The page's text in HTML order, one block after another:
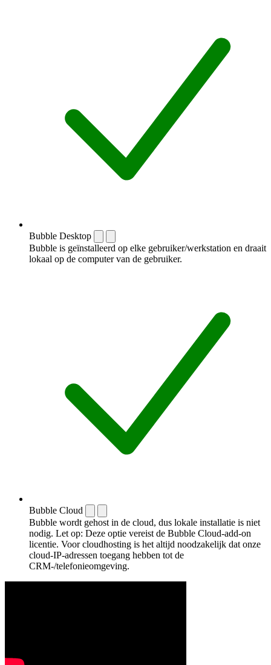
Bubble Desktop
Bubble is geïnstalleerd op elke gebruiker/werkstation en draait
lokaal op de computer van de gebruiker.
Bubble Cloud
Bubble wordt gehost in de cloud, dus lokale installatie is niet
nodig. Let op: Deze optie vereist de Bubble Cloud-add-on
licentie. Voor cloudhosting is het altijd noodzakelijk dat onze
cloud-IP-adressen toegang hebben tot de
CRM-/telefonieomgeving.